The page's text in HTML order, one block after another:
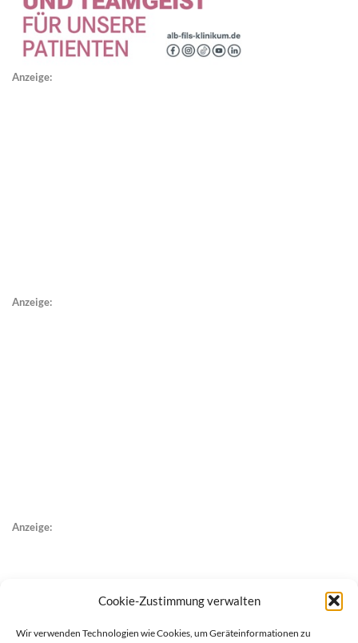
Cookie-Zustimmung verwalten
Wir verwenden Technologien wie Cookies, um Geräteinformationen zu
Anzeige:
Anzeige:
Anzeige: